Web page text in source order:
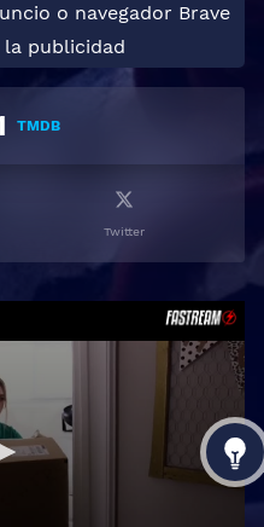
o navegador Brave
publicidad
TMDB
Twitter